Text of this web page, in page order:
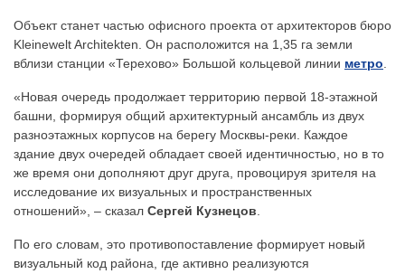
Объект станет частью офисного проекта от архитекторов бюро
Kleinewelt Architekten. Он расположится на 1,35 га земли
вблизи станции «Терехово» Большой кольцевой линии метро
«Новая очередь продолжает территорию первой 18-этажной
башни, формируя общий архитектурный ансамбль из двух
разноэтажных корпусов на берегу Москвы-реки. Каждое
здание двух очередей обладает своей идентичностью, но в то
же время они дополняют друг друга, провоцируя зрителя на
исследование их визуальных и пространственных
отношений», – сказал Сергей Кузнецов
По его словам, это противопоставление формирует новый
визуальный код района, где активно реализуются